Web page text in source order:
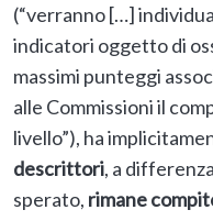
(“verranno […]
indicatori oggetto di
massimi punteggi
alle Commissioni il
livello”), ha
descrittori, a
sperato, rimane